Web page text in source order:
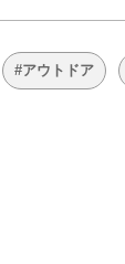
#アウトドア